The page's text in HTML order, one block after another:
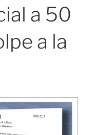
a 50
a la